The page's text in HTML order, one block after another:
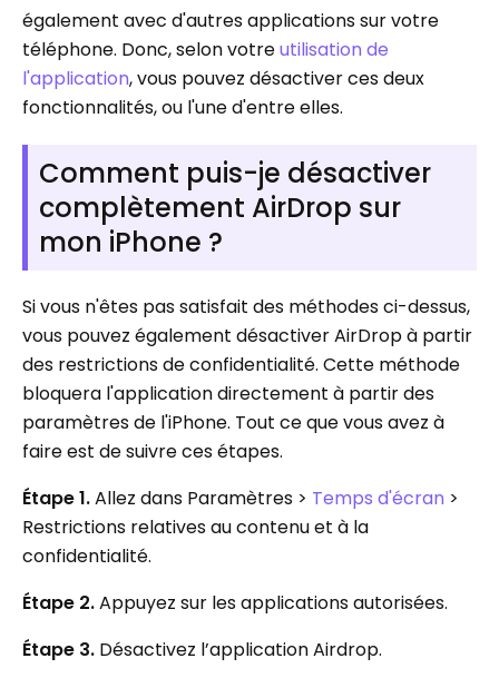
également avec d'autres applications sur votre
téléphone. Donc, selon votreutilisation de
l'application, vous pouvez désactiver ces deux
fonctionnalités, ou l'une d'entre elles.
Comment puis-je désactiver
complètement AirDrop sur
mon iPhone ?
Si vous n'êtes pas satisfait des méthodes ci-dessus,
vous pouvez également désactiver AirDrop à partir
des restrictions de confidentialité. Cette méthode
bloquera l'application directement à partir des
paramètres de l'iPhone. Tout ce que vous avez à
faire est de suivre ces étapes.
Étape 1.Allez dans Paramètres > Temps d'écran >
Restrictions relatives au contenu et à la
confidentialité.
Étape 2.Appuyez sur les applications autorisées.
Étape 3. Désactivez l’application Airdrop.